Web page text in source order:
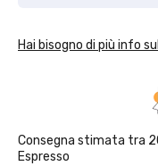
Hai bisogno di più info
Consegna stimata tra
Espresso
Aggiungi un
sconto, con